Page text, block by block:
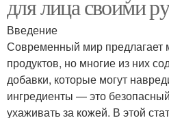
для лица своими
Введение
Современный мир предлагает
продуктов, но многие из них
добавки, которые могут
ингредиенты — это
ухаживать за кожей. В этой